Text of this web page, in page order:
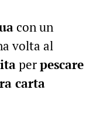
con un
volta al
perpescare
carta